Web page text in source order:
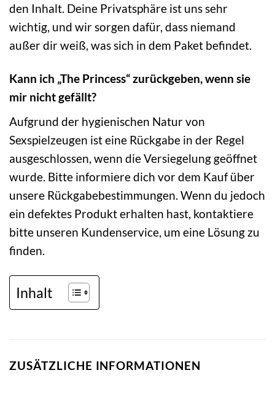
den Inhalt. Deine Privatsphäre ist uns sehr
wichtig, und wir sorgen dafür, dass niemand
außer dir weiß, was sich in dem Paket befindet.
Kann ich „The Princess“ zurückgeben, wenn sie
mir nicht gefällt?
Aufgrund der hygienischen Natur von
Sexspielzeugen ist eine Rückgabe in der Regel
ausgeschlossen, wenn die Versiegelung geöffnet
wurde. Bitte informiere dich vor dem Kauf über
unsere Rückgabebestimmungen. Wenn du jedoch
ein defektes Produkt erhalten hast, kontaktiere
bitte unseren Kundenservice, um eine Lösung zu
finden.
Inhalt
ZUSÄTZLICHE INFORMATIONEN